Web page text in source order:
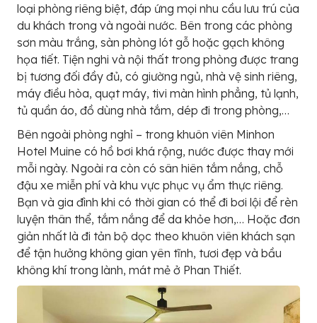
loại phòng riêng biệt, đáp ứng mọi nhu cầu lưu trú của
du khách trong và ngoài nước. Bên trong các phòng
sơn màu trắng, sàn phòng lót gỗ hoặc gạch không
họa tiết. Tiện nghi và nội thất trong phòng được trang
bị tương đối đầy đủ, có giường ngủ, nhà vệ sinh riêng,
máy điều hòa, quạt máy, tivi màn hình phẳng, tủ lạnh,
tủ quần áo, đồ dùng nhà tắm, dép đi trong phòng,…
Bên ngoài phòng nghỉ – trong khuôn viên Minhon
Hotel Muine có hồ bơi khá rộng, nước được thay mới
mỗi ngày. Ngoài ra còn có sân hiên tắm nắng, chỗ
đậu xe miễn phí và khu vực phục vụ ẩm thực riêng.
Bạn và gia đình khi có thời gian có thể đi bơi lội để rèn
luyện thân thể, tắm nắng để da khỏe hơn,… Hoặc đơn
giản nhất là đi tản bộ dọc theo khuôn viên khách sạn
để tận hưởng không gian yên tĩnh, tươi đẹp và bầu
không khí trong lành, mát mẻ ở Phan Thiết.